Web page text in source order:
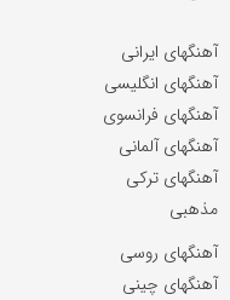
آهنگهای ایرانی
آهنگهای انگلیسی
آهنگهای فرانسوی
آهنگهای آلمانی
آهنگهای ترکی
مذهبی
آهنگهای روسی
آهنگهای چینی